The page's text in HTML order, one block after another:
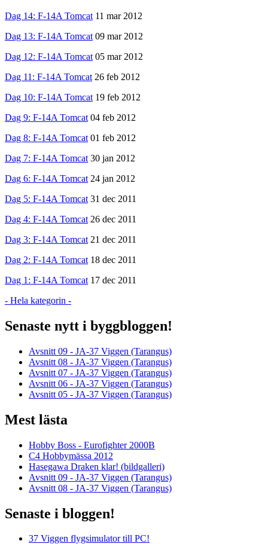
Dag 14: F-14A Tomcat 11 mar 2012
Dag 13: F-14A Tomcat 09 mar 2012
Dag 12: F-14A Tomcat 05 mar 2012
Dag 11: F-14A Tomcat 26 feb 2012
Dag 10: F-14A Tomcat 19 feb 2012
Dag 9: F-14A Tomcat 04 feb 2012
Dag 8: F-14A Tomcat 01 feb 2012
Dag 7: F-14A Tomcat 30 jan 2012
Dag 6: F-14A Tomcat 24 jan 2012
Dag 5: F-14A Tomcat 31 dec 2011
Dag 4: F-14A Tomcat 26 dec 2011
Dag 3: F-14A Tomcat 21 dec 2011
Dag 2: F-14A Tomcat 18 dec 2011
Dag 1: F-14A Tomcat 17 dec 2011
- Hela kategorin -
Senaste nytt i byggbloggen!
Avsnitt 09 - JA-37 Viggen (Tarangus)
Avsnitt 08 - JA-37 Viggen (Tarangus)
Avsnitt 07 - JA-37 Viggen (Tarangus)
Avsnitt 06 - JA-37 Viggen (Tarangus)
Avsnitt 05 - JA-37 Viggen (Tarangus)
Mest lästa
Hobby Boss - Eurofighter 2000B
C4 Hobbymässa 2012
Hasegawa Draken klar! (bildgalleri)
Avsnitt 09 - JA-37 Viggen (Tarangus)
Avsnitt 08 - JA-37 Viggen (Tarangus)
Senaste i bloggen!
37 Viggen flygsimulator till PC!